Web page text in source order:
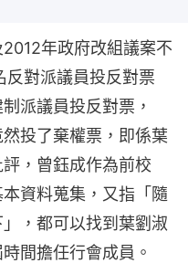
年政府改組議案不
對派議員投反對票
派議員投反對票，
然投了棄權票，即係葉
，曾鈺成作為前校
資料蒐集，又指「隨
，都可以找到葉劉淑
間擔任行會成員。